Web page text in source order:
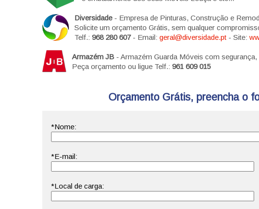
Diversidade- Empresa de Pinturas, Construção e
Solicite um orçamento Grátis, sem qualquer
Telf.: 968 280 607- Email: geral@diversidade.pt - Site:
Armazém JB - Armazém Guarda Móveis com
Peça orçamento ou ligue Telf.: 961 609 015
Orçamento Grátis, preencha o